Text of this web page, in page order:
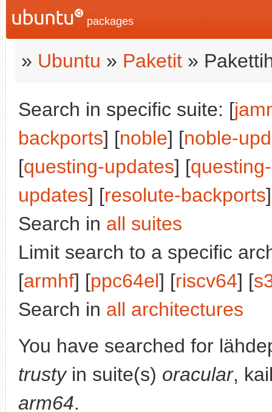
packages
» Ubuntu » Paketit »
Search in specific suite: [
backports] [noble] [noble-
[questing-updates] [
updates] [resolute-backports
Search in all suites
Limit search to a specific
[armhf] [ppc64el] [riscv64] [
Search in all architectures
You have searched for
trustyin suite(s) oracular,
arm64.